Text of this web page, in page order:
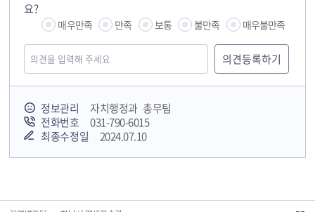
요?
매우만족 만족 보통 불만족 매우불만족
정보관리
자치행정과 총무팀
전화번호
031-790-6015
최종수정일
2024.07.10
국민안전교육플랫폼